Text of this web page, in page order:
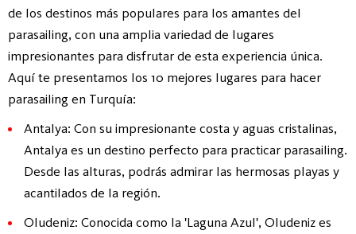
de los destinos más populares para los amantes del
parasailing, con una amplia variedad de lugares
impresionantes para disfrutar de esta experiencia única.
Aquí te presentamos los 10 mejores lugares para hacer
parasailing en Turquía:
Antalya: Con su impresionante costa y aguas cristalinas,
Antalya es un destino perfecto para practicar parasailing.
Desde las alturas, podrás admirar las hermosas playas y
acantilados de la región.
Oludeniz: Conocida como la 'Laguna Azul', Oludeniz es